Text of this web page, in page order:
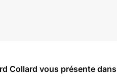
Collard vous présente